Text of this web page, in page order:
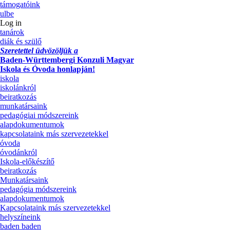
támogatóink
ulbe
Log in
tanárok
diák és szülő
Szeretettel üdvözöljük a
Baden-Württembergi Konzuli Magyar
Iskola és Óvoda honlapján!
iskola
iskolánkról
beiratkozás
munkatársaink
pedagógiai módszereink
alapdokumentumok
kapcsolataink más szervezetekkel
óvoda
óvodánkról
Iskola-előkészítő
beiratkozás
Munkatársaink
pedagógia módszereink
alapdokumentumok
Kapcsolataink más szervezetekkel
helyszíneink
baden baden